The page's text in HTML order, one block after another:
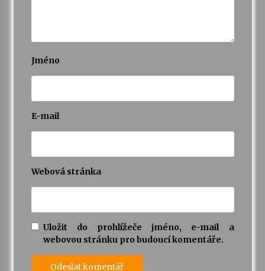
Jméno
E-mail
Webová stránka
Uložit do prohlížeče jméno, e-mail a
webovou stránku pro budoucí komentáře.